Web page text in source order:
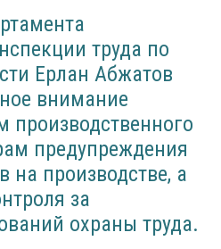
труда по
Ерлан Абжатов
внимание
производственного
предупреждения
на производстве, а
за
охраны труда.